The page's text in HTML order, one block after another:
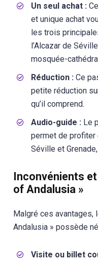
Un seul achat :
et unique achat
les trois
l’Alcazar de
mosquée-
Réduction :Ce
petite réduction
qu’il comprend.
Audio-guide : Le
permet de profiter
Séville et
Inconvénients
of Andalusia »
Malgré ces
Andalusia » possède
Visite ou billet